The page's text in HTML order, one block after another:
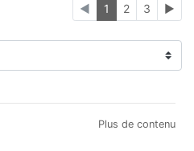
◄ 1 2 3 ►
Plus de contenu